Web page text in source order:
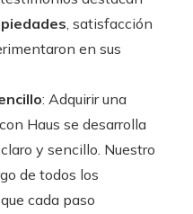
, satisfacción
en sus
: Adquirir una
Haus se desarrolla
y sencillo. Nuestro
de todos los
cada paso